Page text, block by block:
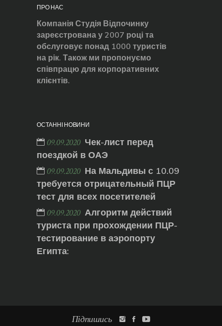
ПРО НАС
Компанія Студія Відпочинку
зареєстрована у 2007 році та
обслуговує понад 1000 туристів
на рік. Також ми пропонуємо
співпрацю для корпоративних
клієнтів.
ОСТАННІ НОВИНИ
09.09.2020 Чек-лист перед
поездкой в ОАЭ
09.09.2020 На Мальдивы с 10.09
требуется отрицательный ПЦР
тест для всех посетителей
09.09.2020 Алгоритм действий
туриста при прохождении ПЦР-
тестирование в аэропорту
Египта:
Підпишись